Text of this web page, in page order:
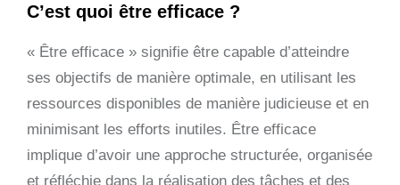
C’est quoi être efficace ?
« Être efficace » signifie être capable d’atteindre
ses objectifs de manière optimale, en utilisant les
ressources disponibles de manière judicieuse et en
minimisant les efforts inutiles. Être efficace
implique d’avoir une approche structurée, organisée
et réfléchie dans la réalisation des tâches et des